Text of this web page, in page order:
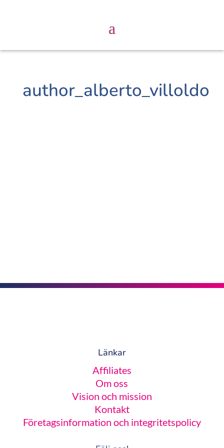
author_alberto_villoldo
Länkar
Affiliates
Om oss
Vision och mission
Kontakt
Företagsinformation och integritetspolicy